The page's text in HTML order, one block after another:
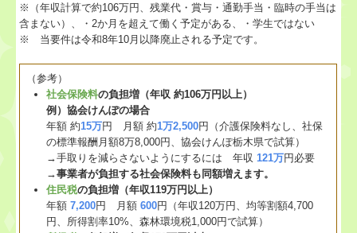
※（年収計算で約106万円、残業代・賞与・通勤手当・臨時の手当は
含まない）、・2か月を超えて働く予定がある、・学生ではない
※ 当要件は令和8年10月以降廃止される予定です。
（参考）
社会保険料の負担増（年収 約106万円以上）
例）協会けんぽの場合
年額 約15万円 月額 約1万2,500円（介護保険料なし、社保
の標準報酬月額8万8,000円、協会けんぽ栃木県で試算）
→手取りを減らさないようにするには 年収 121万円必要
→事業者が負担する社会保険料も同額増えます。
住民税の負担増（年収119万円以上）
年額7,200円 月額600円（年収120万円、均等割額4,700
円、所得割率10%、森林環境税1,000円で試算）